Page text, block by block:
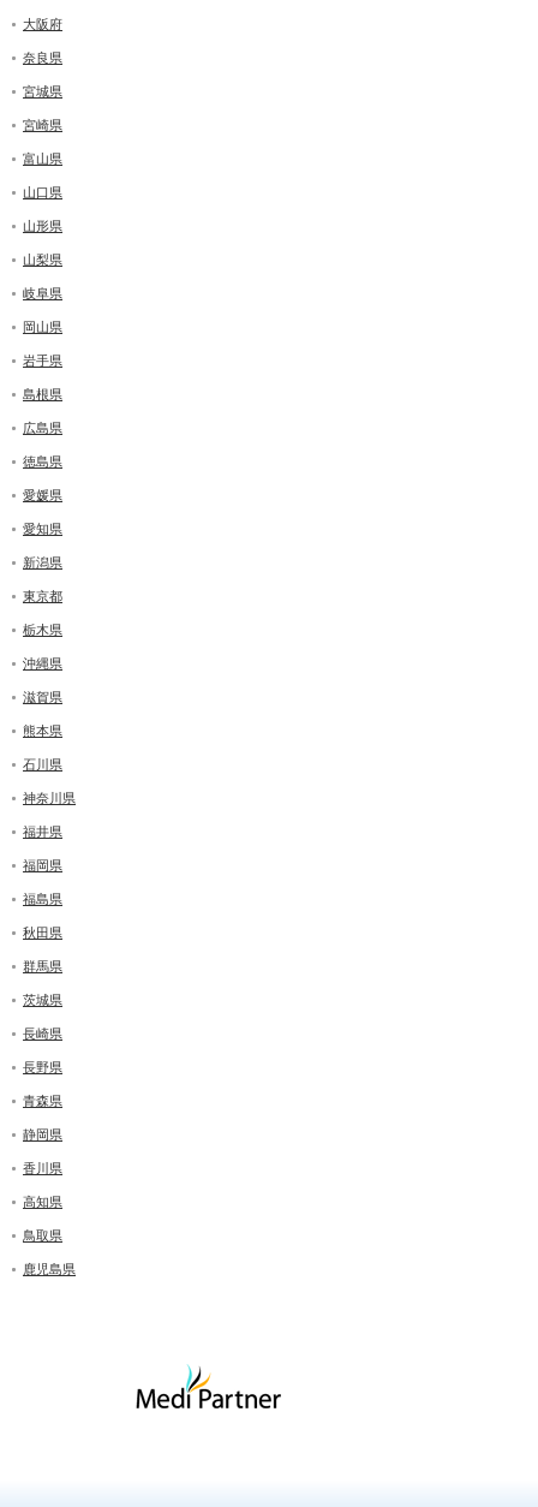
大阪府
奈良県
宮城県
宮崎県
富山県
山口県
山形県
山梨県
岐阜県
岡山県
岩手県
島根県
広島県
徳島県
愛媛県
愛知県
新潟県
東京都
栃木県
沖縄県
滋賀県
熊本県
石川県
神奈川県
福井県
福岡県
福島県
秋田県
群馬県
茨城県
長崎県
長野県
青森県
静岡県
香川県
高知県
鳥取県
鹿児島県